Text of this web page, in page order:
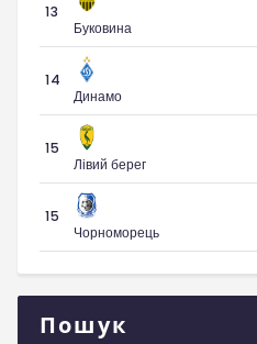
13
Буковина
14
Динамо
15
Лівий берег
15
Чорноморець
Пошук